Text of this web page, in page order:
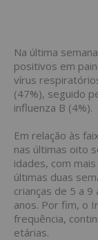
Na última
positivos em
vírus
(47%), seguido
influenza B (4%).
Em relação às
nas últimas oito
idades, com
últimas duas
crianças de 5 a 9
anos. Por fim, o
frequência,
etárias.